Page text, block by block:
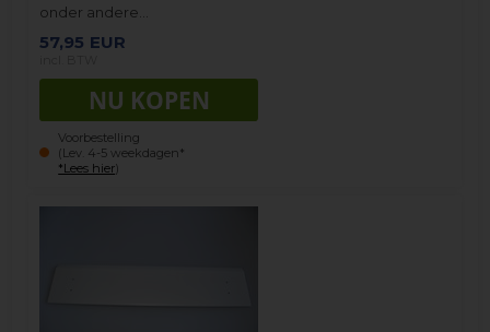
onder andere…
57,95 EUR
Voorbestelling
(Lev. 4-5 weekdagen*
*Lees hier)